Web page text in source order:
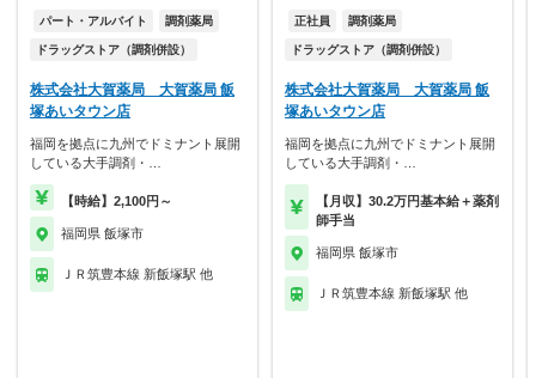
パート・アルバイト 調剤薬局
ドラッグストア（調剤併設）
株式会社大賀薬局 大賀薬局 飯
塚あいタウン店
福岡を拠点に九州でドミナント展開
している大手調剤・…
【時給】2,100円～
福岡県 飯塚市
ＪＲ筑豊本線 新飯塚駅 他
正社員 調剤薬局
ドラッグストア（調剤併設）
株式会社大賀薬局 大賀薬局 飯
塚あいタウン店
福岡を拠点に九州でドミナント展開
している大手調剤・…
【月収】30.2万円基本給＋薬剤
師手当
福岡県 飯塚市
ＪＲ筑豊本線 新飯塚駅 他